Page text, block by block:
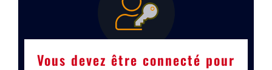
Vous devez être connecté pour